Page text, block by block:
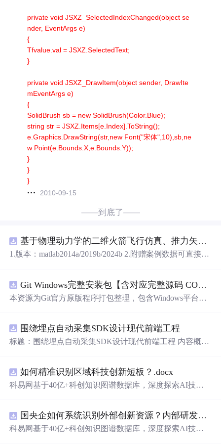
private void JSXZ_SelectedIndexChanged(object se
nder, EventArgs e)
{
Tfvalue.val = JSXZ.SelectedText;
}
private void JSXZ_DrawItem(object sender, DrawIte
mEventArgs e)
{
SolidBrush sb = new SolidBrush(Color.Blue);
string str = JSXZ.Items[e.Index].ToString();
e.Graphics.DrawString(str,new Font("宋体",10),sb,ne
w Point(e.Bounds.X,e.Bounds.Y));
}
}
}
2010-09-15
——到底了——
基于物理动力学的二维火箭飞行仿真、推力矢量建模和闭环俯仰角控制，采用MATLABSimulink技术。.zip
1.版本：matlab2014a/2019b/2024b 2.附赠案例数据可直接运
工程、数学等专业的大学生课程设计、期末大作业和毕业
设计。
Git Windows完整安装包【含对应完整源码 COPYING协议 GPL‑v2】
本资源为Git官方原版程序打包整理，包含Windows平台Git
PL‑v2)。 Git为开源软件，官方原版可以免费获取。本资源
仅为整理归档，非本人原创作品。 分发遵从GPL‑v2许可要
用于版本控制。 使用场景：本地Git环境部署。
围绕埋点自动采集SDK设计现代前端工程
标题：围绕埋点自动采集SDK设计现代前端工程 内容概
实现重点。 https://m.qzgqxd.com/news/zuqiu/11900.html http
s://m.uniintell.com/index https://m.uniintell.com/live/zuqiu/ http
如何精准识别区域科技创新短板？.docx
科易网基于40亿+科创知识图谱数据库，深度探索AI技术
新领域的AI+数智化解决方案，推动科技创新与产业创新
智能化发展。
国央企如何系统识别外部创新资源？内部研发体系完善，但对外部高校、中小科技企业技术能力缺乏动态认知。.docx
科易网基于40亿+科创知识图谱数据库，深度探索AI技术